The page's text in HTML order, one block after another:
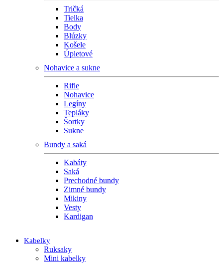
Tričká
Tielka
Body
Blúzky
Košele
Úpletové
Nohavice a sukne
Rifle
Nohavice
Legíny
Tepláky
Šortky
Sukne
Bundy a saká
Kabáty
Saká
Prechodné bundy
Zimné bundy
Mikiny
Vesty
Kardigan
Kabelky
Ruksaky
Mini kabelky